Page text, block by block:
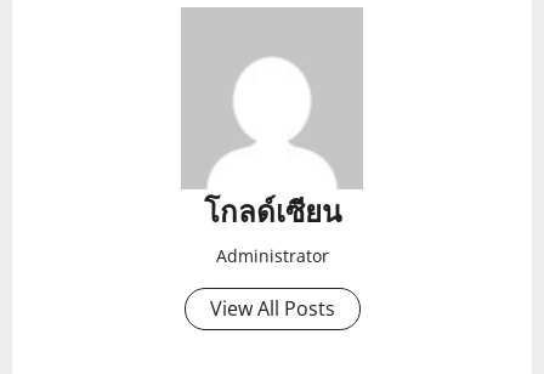
โกลด์เซียน
Administrator
View All Posts